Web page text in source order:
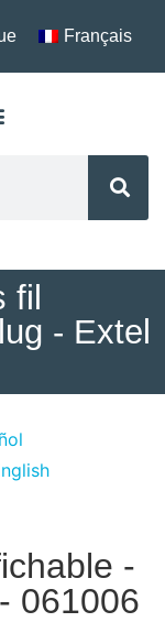
Français
fil
- Extel
-
061006